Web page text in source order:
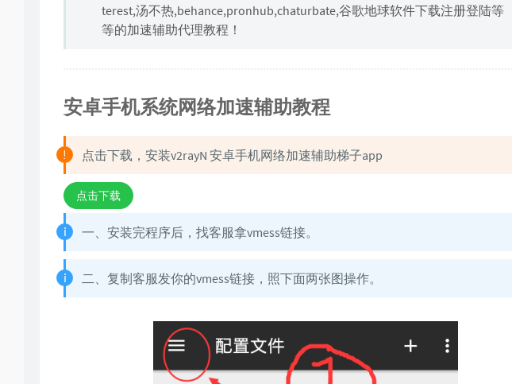
terest,汤不热,behance,pronhub,chaturbate,谷歌地球软件下载注册登陆等
等的加速辅助代理教程！
安卓手机系统网络加速辅助教程
点击下载，安装v2rayN 安卓手机网络加速辅助梯子app
点击下载
一、安装完程序后，找客服拿vmess链接。
二、复制客服发你的vmess链接，照下面两张图操作。